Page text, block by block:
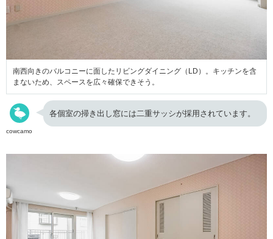
南西向きのバルコニーに面したリビングダイニング（LD）。キッチンを含
まないため、スペースを広々確保できそう。
cowcamo
各個室の掃き出し窓には二重サッシが採用されています。